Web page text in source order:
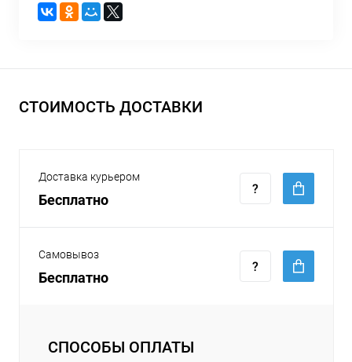
СТОИМОСТЬ ДОСТАВКИ
Доставка курьером
Бесплатно
Самовывоз
Бесплатно
СПОСОБЫ ОПЛАТЫ